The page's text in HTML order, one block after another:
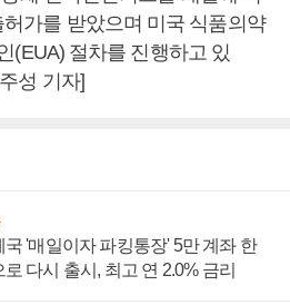
가를 받았으며 미국 식품의약
(EUA) 절차를 진행하고 있
성 기자]
국 '매일이자 파킹통장' 5만 계좌 한
로 다시 출시, 최고 연 2.0% 금리